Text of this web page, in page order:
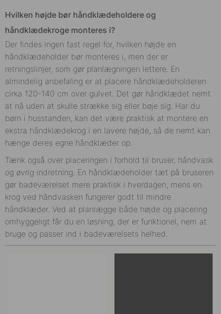
Hvilken højde bør håndklædeholdere og
håndklædekroge monteres i?
Der findes ingen fast regel for, hvilken højde en
håndklædeholder bør monteres i, men der er
retningslinjer, som gør planlægningen lettere. En
almindelig anbefaling er at placere håndklædeholderen
cirka 120-140 cm over gulvet. Det gør håndklædet nemt
at nå uden at skulle strække sig eller bøje sig. Har du
børn i husstanden, kan det være praktisk at montere en
ekstra håndklædekrog i en lavere højde, så de nemt kan
hænge deres egne håndklæder op.
Tænk også over placeringen i forhold til bruser, håndvask
og øvrig indretning. En håndklædeholder tæt på bruseren
gør badeværelset mere praktisk i hverdagen, mens en
krog ved håndvasken fungerer godt til mindre
håndklæder. Ved at planlægge både højde og placering
omhyggeligt får du en løsning, der er funktionel, nem at
bruge og passer ind i badeværelsets helhed.